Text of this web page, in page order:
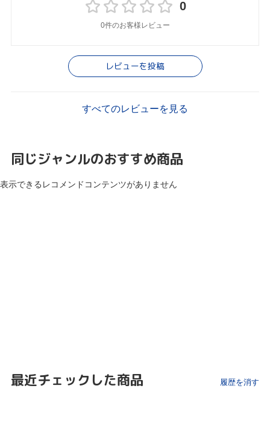
0
0件のお客様レビュー
レビューを投稿
すべてのレビューを見る
同じジャンルのおすすめ商品
表示できるレコメンドコンテンツがありません
最近チェックした商品 履歴を消す